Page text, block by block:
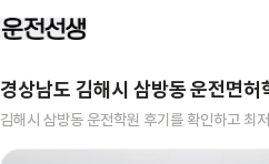
경상남도 김해시 삼방동운전면허
김해시 삼방동 운전학원 후기를 확인하고 최